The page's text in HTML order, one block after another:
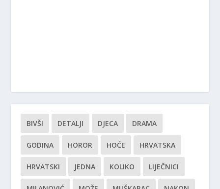
BIVŠI DETALJI DJECA DRAMA
GODINA HOROR HOĆE HRVATSKA
HRVATSKI JEDNA KOLIKO LIJEČNICI